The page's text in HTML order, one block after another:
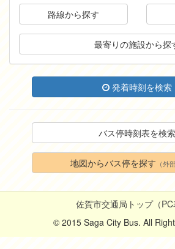
路線から探す
最寄りの施設から探
発着時刻を検索
バス停時刻表を検索
地図からバス停を探す （外
佐賀市交通局トップ（PC
© 2015 Saga City Bus. All